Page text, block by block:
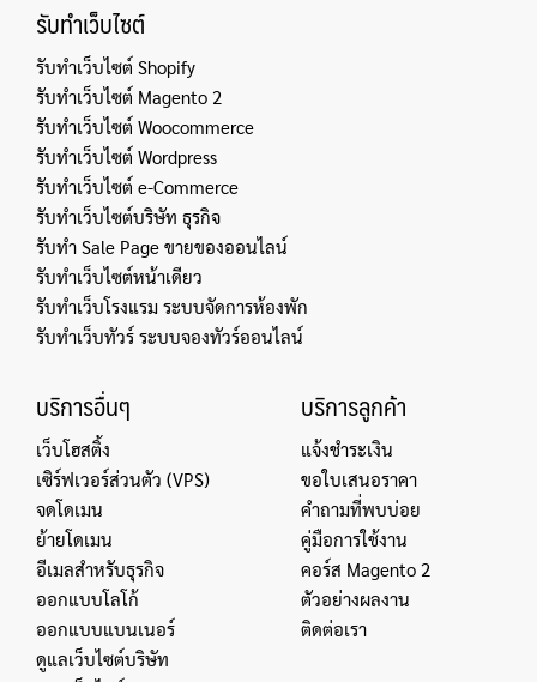
รับทำเว็บไซต์
รับทำเว็บไซต์ Shopify
รับทำเว็บไซต์ Magento 2
รับทำเว็บไซต์ Woocommerce
รับทำเว็บไซต์ Wordpress
รับทำเว็บไซต์ e-Commerce
รับทำเว็บไซต์บริษัท ธุรกิจ
รับทำ Sale Page ขายของออนไลน์
รับทำเว็บไซต์หน้าเดียว
รับทำเว็บโรงแรม ระบบจัดการห้องพัก
รับทำเว็บทัวร์ ระบบจองทัวร์ออนไลน์
บริการอื่นๆ
เว็บโฮสติ้ง
เซิร์ฟเวอร์ส่วนตัว (VPS)
จดโดเมน
ย้ายโดเมน
อีเมลสำหรับธุรกิจ
ออกแบบโลโก้
ออกแบบแบนเนอร์
ดูแลเว็บไซต์บริษัท
บริการลูกค้า
แจ้งชำระเงิน
ขอใบเสนอราคา
คำถามที่พบบ่อย
คู่มือการใช้งาน
คอร์ส Magento 2
ตัวอย่างผลงาน
ติดต่อเรา